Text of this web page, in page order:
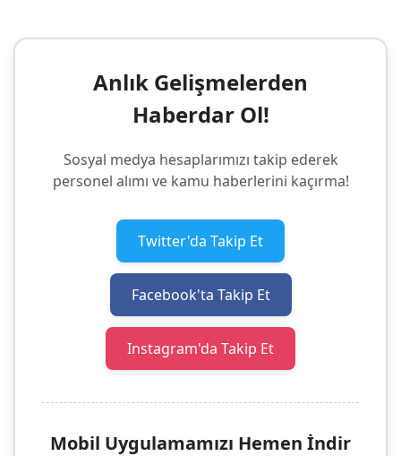
Anlık Gelişmelerden
Haberdar Ol!
Sosyal medya hesaplarımızı takip ederek
personel alımı ve kamu haberlerini kaçırma!
Twitter'da Takip Et
Facebook'ta Takip Et
Instagram'da Takip Et
Mobil Uygulamamızı Hemen İndir